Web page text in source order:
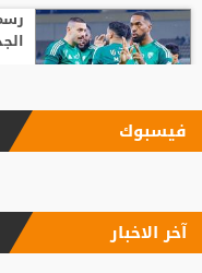
فيسبوك
آخر الاخبار